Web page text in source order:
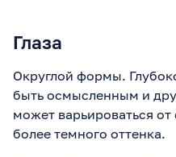
Глаза
Округлой формы.
быть осмысленным и
может варьироваться
более темного оттенка.